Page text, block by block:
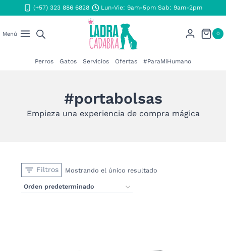
al
(+57) 323 886 6828 Lun-Vie: 9am-5pm Sab: 9am-2pm
Menú 0
Perros Gatos Servicios Ofertas #ParaMiHumano
#portabolsas
Empieza una experiencia de compra mágica
Filtros Mostrando el único resultado